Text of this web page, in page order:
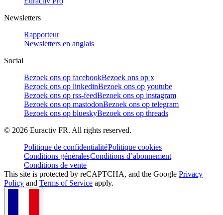
Newsletters
Rapporteur
Newsletters en anglais
Social
Bezoek ons op facebookBezoek ons op x
Bezoek ons op linkedinBezoek ons op youtube
Bezoek ons op rss-feedBezoek ons op instagram
Bezoek ons op mastodonBezoek ons op telegram
Bezoek ons op blueskyBezoek ons op threads
© 2026 Euractiv FR. All rights reserved.
Politique de confidentialitéPolitique cookies
Conditions généralesConditions d’abonnement
Conditions de vente
This site is protected by reCAPTCHA, and the Google Privacy
Policy and Terms of Service apply.